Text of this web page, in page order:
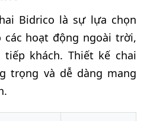
Bidrico là sự lựa chọn
các hoạt động ngoài trời,
khách. Thiết kế chai
trọng và dễ dàng mang